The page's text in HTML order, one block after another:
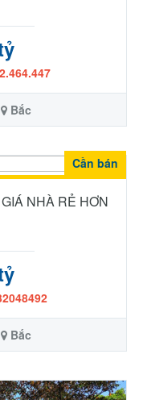
Bắc
Cần bán
NHÀ RẺ HƠN
Bắc